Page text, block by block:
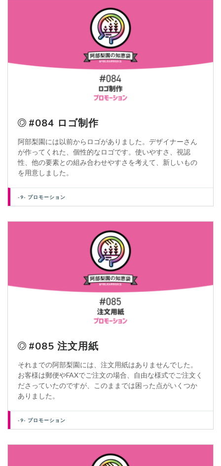
#084 ロゴ制作
阿部梨園には以前からロゴがありました。デザイナーさん
が作ってくれた、個性的なロゴです。使いやすさ、視認
性、他の要素との組み合わせやすさを考えて、新しいもの
を用意しました。
-9- プロモーション
#085 注文用紙
それまでの阿部梨園には、注文用紙はありませんでした。
お客様は郵便やFAXでご注文の場合、自由な様式でご注文く
ださっていたのですが、このままでは困った点がいくつか
ありました。
-9- プロモーション